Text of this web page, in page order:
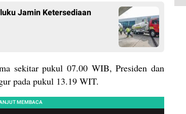
Jamin Ketersediaan
sekitar pukul 07.00 WIB, Presiden dan
pada pukul 13.19 WIT.